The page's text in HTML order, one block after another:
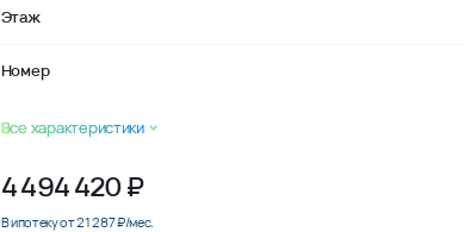
Этаж
Номер
Все характеристики
4 494 420₽
В ипотеку от 21 287 ₽/мес.